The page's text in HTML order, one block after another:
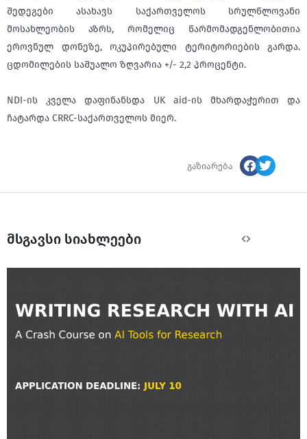
შედეგები ასახავს საქართველოს სრულწლოვანი
მოსახლეობის აზრს, რომელიც წარმომადგენლობითია
ეროვნულ დონეზე, ოკუპირებული ტერიტორიების გარდა.
ცდომილების საშუალო ზღვარია +/- 2,2 პროცენტი.
NDI-ის კველა დაფინანსდა UK aid-ის მხარდაჭერით და
ჩატარდა CRRC-საქართველოს მიერ.
გაზიარება
მსგავსი სიახლეები